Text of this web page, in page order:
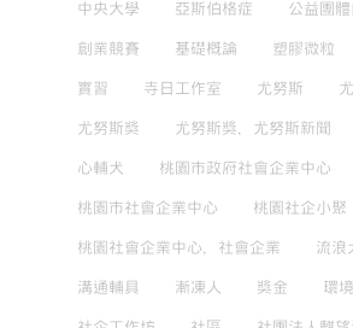
中央大學 亞斯伯格症 公益團
創業競賽 基礎概論 塑膠微粒
實習 寺日工作室 尤努斯
尤努斯獎 尤努斯獎，尤努斯新聞
心輔犬 桃園市政府社會企業中心
桃園市社會企業中心 桃園社企小聚
桃園社會企業中心，社會企業 流浪
溝通輔具 漸凍人 獎金 環